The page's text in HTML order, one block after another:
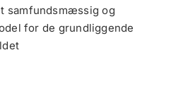
samfundsmæssig og
for de grundliggende